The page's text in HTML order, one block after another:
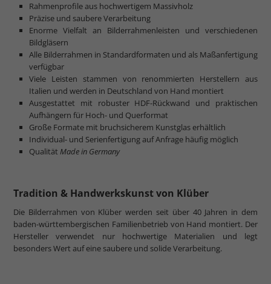
Rahmenprofile aus hochwertigem Massivholz
Präzise und saubere Verarbeitung
Enorme Vielfalt an Bilderrahmenleisten und verschiedenen
Bildgläsern
Alle Bilderrahmen in Standardformaten und als Maßanfertigung
verfügbar
Viele Leisten stammen von renommierten Herstellern aus
Italien und werden in Deutschland von Hand montiert
Ausgestattet mit robuster HDF-Rückwand und praktischen
Aufhängern für Hoch- und Querformat
Große Formate mit bruchsicherem Kunstglas erhältlich
Individual- und Serienfertigung auf Anfrage häufig möglich
Qualität Made in Germany
Tradition & Handwerkskunst von Klüber
Die Bilderrahmen von Klüber werden seit über 40 Jahren in dem
baden-württembergischen Familienbetrieb von Hand montiert. Der
Hersteller verwendet nur hochwertige Materialien und legt
besonders Wert auf eine saubere und solide Verarbeitung.